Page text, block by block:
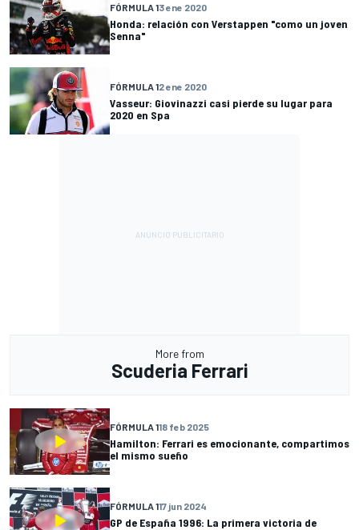
FÓRMULA 13 ene 2020
Honda: relación con Verstappen "como un joven
Senna"
FÓRMULA 12 ene 2020
Vasseur: Giovinazzi casi pierde su lugar para
2020 en Spa
More from
Scuderia Ferrari
FÓRMULA 118 feb 2025
Hamilton: Ferrari es emocionante, compartimos
el mismo sueño
FÓRMULA 117 jun 2024
GP de España 1996: La primera victoria de